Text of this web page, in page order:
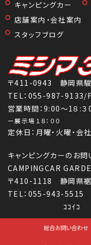
キャンピングカー
店舗案内・会社案内
スタッフブログ
〒411-0943 静岡県
TEL： 055-987-9133/
営業時間：9:00～1８:３
ー展示場１８：００
定休日：月曜・火曜・
キャンピングカーのお
CAMPINGCAR
〒410-1118 静岡県
TEL：055-943-5515
ｺｺｲｺ
総合お問い合わせ
Copyright (C) 株式